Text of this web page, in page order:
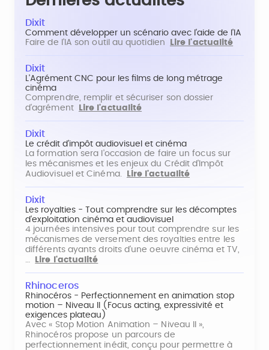
Dixit
Comment développer un scénario avec l'aide de l'IA
Faire de l'IA son outil au quotidien
Lire l'actualité
Dixit
L'Agrément CNC pour les films de long métrage
cinéma
Comprendre, remplir et sécuriser son dossier
d'agrément
Lire l'actualité
Dixit
Le crédit d'impôt audiovisuel et cinéma
La formation sera l'occasion de faire un focus sur
les mécanismes et les enjeux du Crédit d'Impôt
Audiovisuel et Cinéma.
Lire l'actualité
Dixit
Les royalties - Tout comprendre sur les décomptes
d'exploitation cinéma et audiovisuel
4 journées intensives pour tout comprendre sur les
mécanismes de versement des royalties entre les
différents ayants droits d'une oeuvre cinéma et TV,
…
Lire l'actualité
Rhinoceros
Rhinocéros - Perfectionnement en animation stop
motion – Niveau II (Focus acting, expressivité et
exigences plateau)
Avec « Stop Motion Animation – Niveau II »,
Rhinocéros propose un parcours de
perfectionnement inédit, conçu pour permettre à